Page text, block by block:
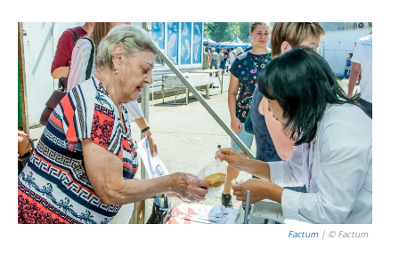
Factum| © Factum